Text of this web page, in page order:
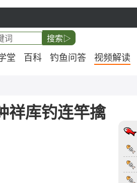
搜索▷
堂 百科 钓鱼问答 视频解读
祥库钓连竿擒